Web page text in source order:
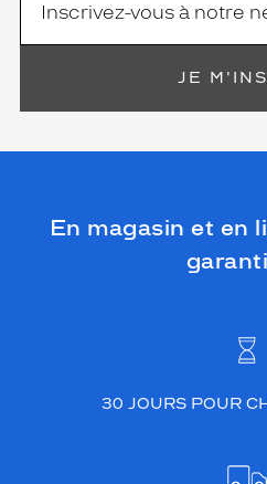
JE
En magasin et en
30 JOURS POUR